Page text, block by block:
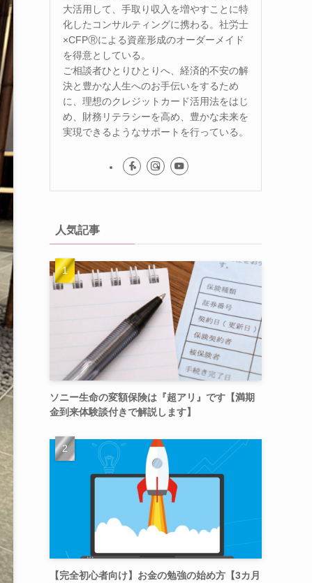
大活用して、手取り収入を増やすことに特
化したコンサルティングに携わる。社労士
×CFPⓇによる資産形成のオーダーメイド
を得意としている。
ご相談者ひとりひとりへ、経済的不安の解
決と豊かな人生へのお手伝いをするため
に、理想のクレジットカード活用法をはじ
め、財務リテラシーを高め、豊かな未来を
実現できるようなサポートを行っている。
人気記事
ソニー生命の変額保険は『超アリ』です【満期
金到来体験談付きで解説します】
【完全初心者向け】お金の勉強の始め方【3カ月